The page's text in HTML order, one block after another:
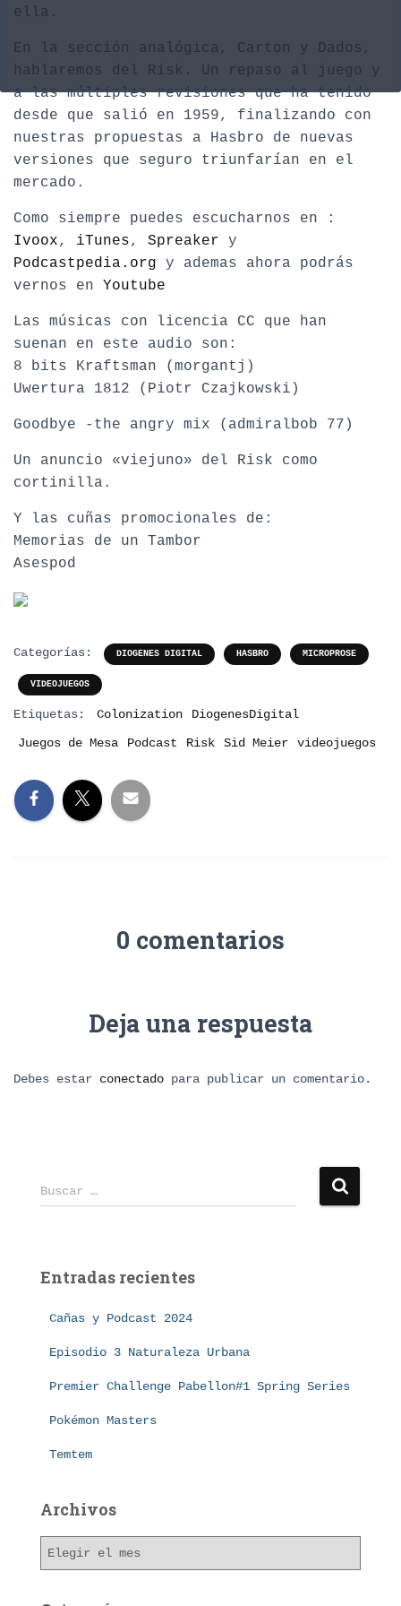
ella.
En la sección analógica, Carton y Dados,
hablaremos del Risk. Un repaso al juego y
a las múltiples revisiones que ha tenido
desde que salió en 1959, finalizando con
nuestras propuestas a Hasbro de nuevas
versiones que seguro triunfarían en el
mercado.
Como siempre puedes escucharnos en :
Ivoox, iTunes, Spreaker y
Podcastpedia.org y ademas ahora podrás
vernos en Youtube
Las músicas con licencia CC que han
suenan en este audio son:
8 bits Kraftsman (morgantj)
Uwertura 1812 (Piotr Czajkowski)
Goodbye -the angry mix (admiralbob 77)
Un anuncio «viejuno» del Risk como
cortinilla.
Y las cuñas promocionales de:
Memorias de un Tambor
Asespod
Categorías: DIOGENES DIGITAL HASBRO MICROPROSE
VIDEOJUEGOS
Etiquetas: Colonization
DiogenesDigital
Juegos de Mesa
Podcast Risk Sid Meier videojuegos
0 comentarios
Deja una respuesta
Debes estar conectado para publicar un comentario.
B
u
r
Buscar …
Entradas recientes
Cañas y Podcast 2024
Episodio 3 Naturaleza Urbana
Premier Challenge Pabellon#1 Spring Series
Pokémon Masters
Temtem
Archivos